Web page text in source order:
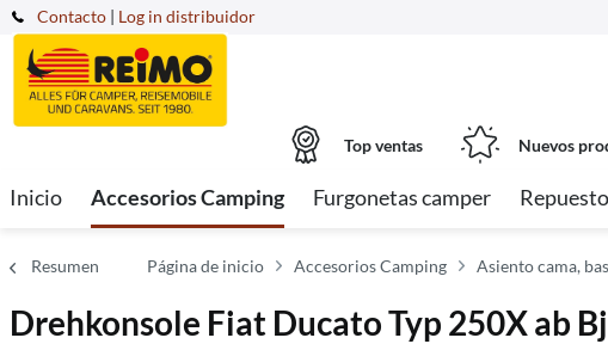
Contacto | Log in distribuidor
Top ventas Nuevos
Inicio Accesorios Camping Furgonetas camper
Resumen Página de inicio Accesorios Camping Asiento cama,
Drehkonsole Fiat Ducato Typ 250X ab